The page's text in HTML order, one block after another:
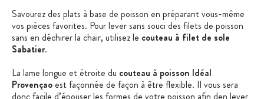
Savourez des plats à base de poisson en préparant vous-même
vos pièces favorites. Pour lever sans souci des filets de poisson
sans en déchirer la chair, utilisez le couteau à filet de sole
Sabatier.
La lame longue et étroite du couteau à poisson Idéal
Provençao est façonnée de façon à être flexible. Il vous sera
donc facile d’épouser les formes de votre poisson afin den lever